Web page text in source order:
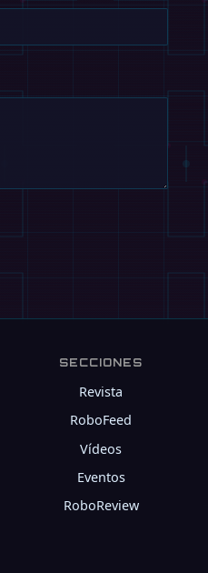
SECCIONES
Revista
RoboFeed
Vídeos
Eventos
RoboReview